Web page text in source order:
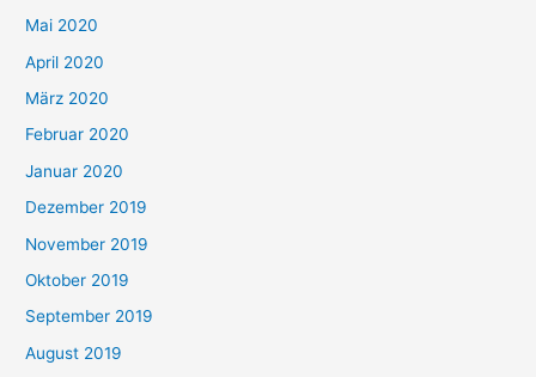
Mai 2020
April 2020
März 2020
Februar 2020
Januar 2020
Dezember 2019
November 2019
Oktober 2019
September 2019
August 2019